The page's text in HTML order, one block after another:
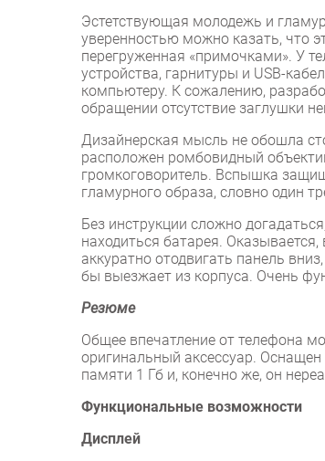
Эстетствующая молодежь и
уверенностью можно казать, что
перегруженная «примочками». У
устройства, гарнитуры и USB-
компьютеру. К сожалению,
обращении отсутствие заглушки
Дизайнерская мысль не обошла
расположен ромбовидный
громкоговоритель. Вспышка
гламурного образа, словно один
Без инструкции сложно
находиться батарея.
аккуратно отодвигать панель
бы выезжает из корпуса. Очень
Резюме
Общее впечатление от телефона
оригинальный аксессуар.
памяти 1 Гб и, конечно же, он
Функциональные возможности
Дисплей